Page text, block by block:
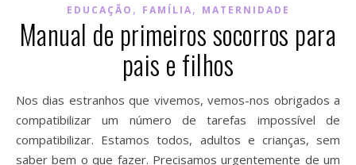
EDUCAÇÃO , FAMÍLIA, MATERNIDADE
Manual de primeiros socorros para
pais e filhos
Nos dias estranhos que vivemos, vemos-nos obrigados a
compatibilizar um número de tarefas impossível de
compatibilizar. Estamos todos, adultos e crianças, sem
saber bem o que fazer. Precisamos urgentemente de um